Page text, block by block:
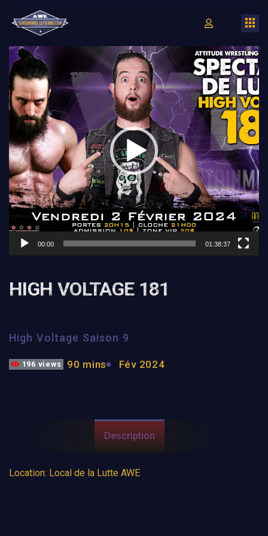
Lecteur
vidéo
00:00 01:38:37
HIGH VOLTAGE 181
High Voltage Saison 9
196 views 90 mins Fév 2024
Description
Location: Local de la Lutte AWE